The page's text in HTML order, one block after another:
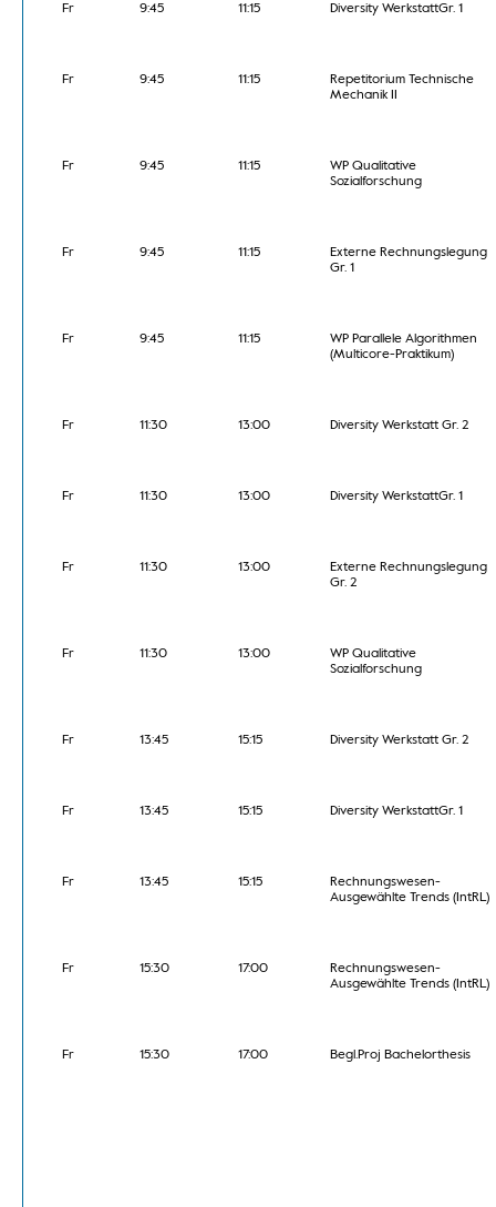
Fr 9:45 11:15 Diversity WerkstattGr. 1
Fr 9:45 11:15
Repetitorium Technische
Mechanik II
Fr 9:45 11:15
WP Qualitative
Sozialforschung
Fr 9:45 11:15
Externe Rechnungslegung
Gr. 1
Fr 9:45 11:15
WP Parallele Algorithmen
(Multicore-Praktikum)
Fr 11:30 13:00 Diversity Werkstatt Gr. 2
Fr 11:30 13:00 Diversity WerkstattGr. 1
Fr 11:30 13:00
Externe Rechnungslegung
Gr. 2
Fr 11:30 13:00
WP Qualitative
Sozialforschung
Fr 13:45 15:15 Diversity Werkstatt Gr. 2
Fr 13:45 15:15 Diversity WerkstattGr. 1
Fr 13:45 15:15
Rechnungswesen-
Ausgewählte Trends (IntRL)
Fr 15:30 17:00
Rechnungswesen-
Ausgewählte Trends (IntRL)
Fr 15:30 17:00 Begl.Proj Bachelorthesis